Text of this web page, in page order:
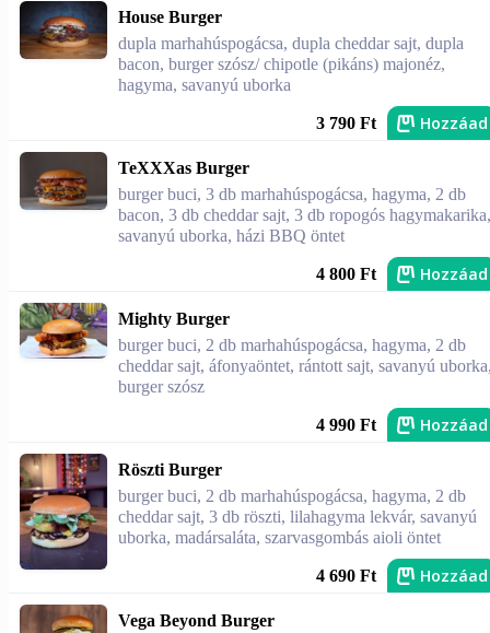
House Burger
dupla marhahúspogácsa, dupla cheddar sajt, dupla
bacon, burger szósz/ chipotle (pikáns) majonéz,
hagyma, savanyú uborka
3 790 Ft Hozzáad
TeXXXas Burger
burger buci, 3 db marhahúspogácsa, hagyma, 2 db
bacon, 3 db cheddar sajt, 3 db ropogós hagymakarika,
savanyú uborka, házi BBQ öntet
4 800 Ft Hozzáad
Mighty Burger
burger buci, 2 db marhahúspogácsa, hagyma, 2 db
cheddar sajt, áfonyaöntet, rántott sajt, savanyú
burger szósz
4 990 Ft Hozzáad
Röszti Burger
burger buci, 2 db marhahúspogácsa, hagyma, 2 db
cheddar sajt, 3 db röszti, lilahagyma lekvár, savanyú
uborka, madársaláta, szarvasgombás aioli öntet
4 690 Ft Hozzáad
Vega Beyond Burger